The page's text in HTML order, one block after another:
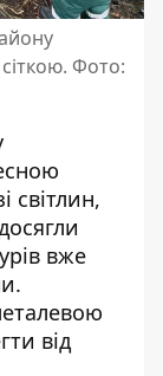
Фото:
світлин,
вже
від